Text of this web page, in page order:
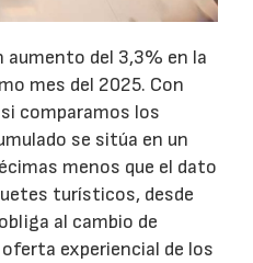
del 3,3% en la
mes del 2025. Con
comparamos los
se sitúa en un
menos que el dato
turísticos, desde
al cambio de
experiencial de los